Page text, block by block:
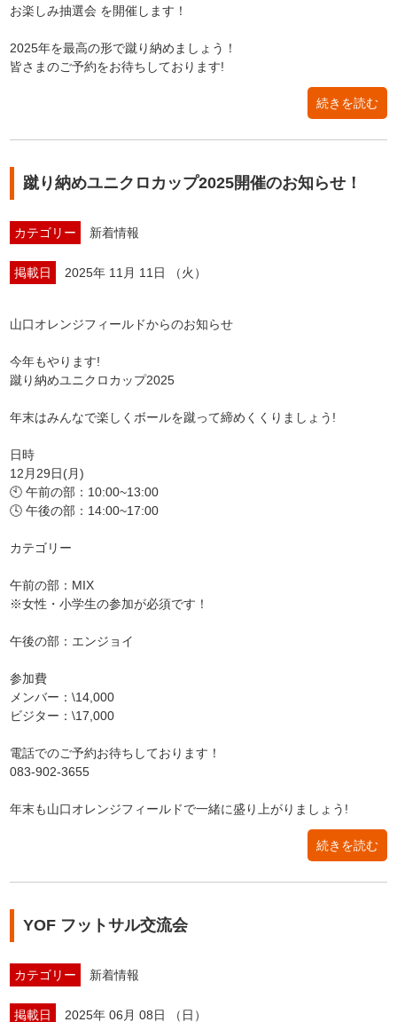
お楽しみ抽選会 を開催します！
2025年を最高の形で蹴り納めましょう！
皆さまのご予約をお待ちしております!
続きを読む
蹴り納めユニクロカップ2025開催のお知らせ！
カテゴリー 新着情報
掲載日 2025年 11月 11日 （火）
山口オレンジフィールドからのお知らせ
今年もやります!
蹴り納めユニクロカップ2025
年末はみんなで楽しくボールを蹴って締めくくりましょう!
日時
12月29日(月)
🕙 午前の部：10:00~13:00
🕓 午後の部：14:00~17:00
カテゴリー
午前の部：MIX
※女性・小学生の参加が必須です！
午後の部：エンジョイ
参加費
メンバー：\14,000
ビジター：\17,000
電話でのご予約お待ちしております！
083-902-3655
年末も山口オレンジフィールドで一緒に盛り上がりましょう!
続きを読む
YOF フットサル交流会
カテゴリー 新着情報
掲載日 2025年 06月 08日 （日）